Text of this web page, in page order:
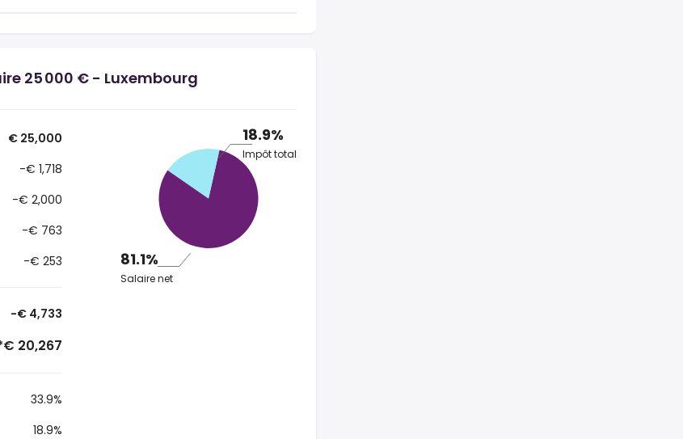
25 000 € - Luxembourg
€ 25,000
-€ 1,718
-€ 2,000
-€ 763
-€ 253
-€ 4,733
20,267
33.9%
18.9%
18.9%
Impôt total
81.1%
Salaire net